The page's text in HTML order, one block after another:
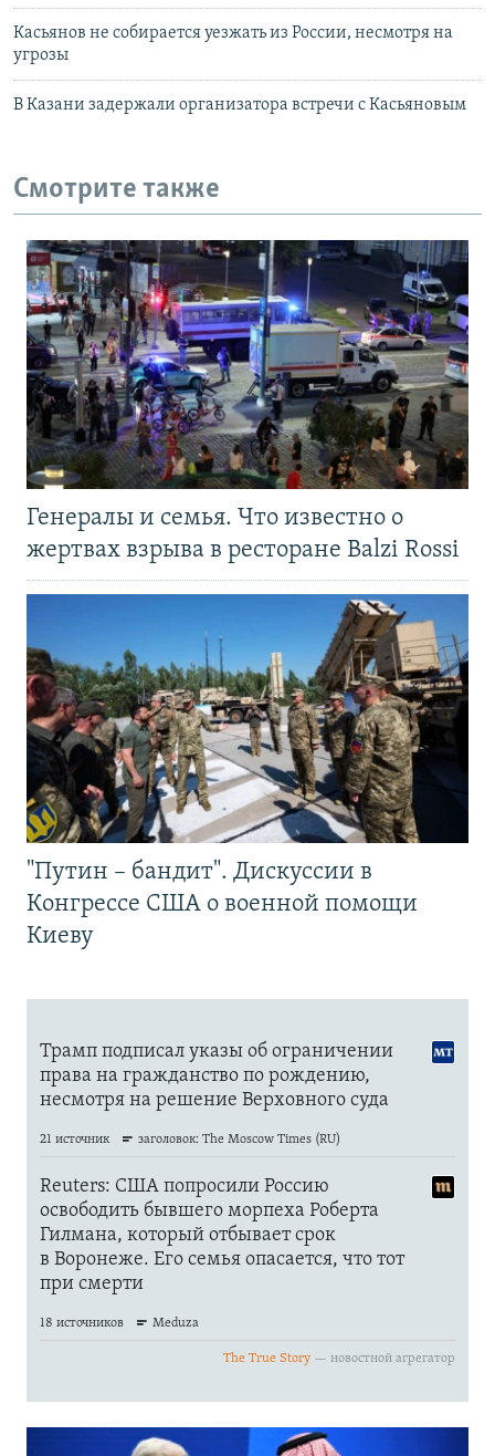
Касьянов не собирается уезжать из России, несмотря на
угрозы
В Казани задержали организатора встречи с Касьяновым
Смотрите также
Генералы и семья. Что известно о
жертвах взрыва в ресторане Balzi Rossi
"Путин – бандит". Дискуссии в
Конгрессе США о военной помощи
Киеву